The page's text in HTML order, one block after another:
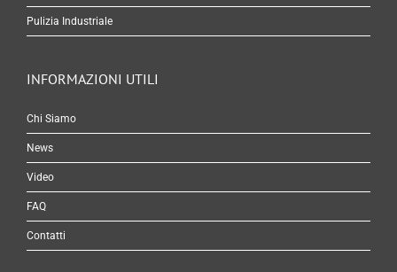
Pulizia Industriale
INFORMAZIONI UTILI
Chi Siamo
News
Video
FAQ
Contatti